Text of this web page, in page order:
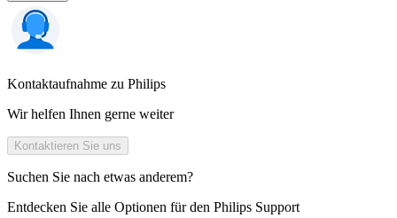
Kontaktaufnahme zu Philips
Wir helfen Ihnen gerne weiter
Kontaktieren Sie uns
Suchen Sie nach etwas anderem?
Entdecken Sie alle Optionen für den Philips Support